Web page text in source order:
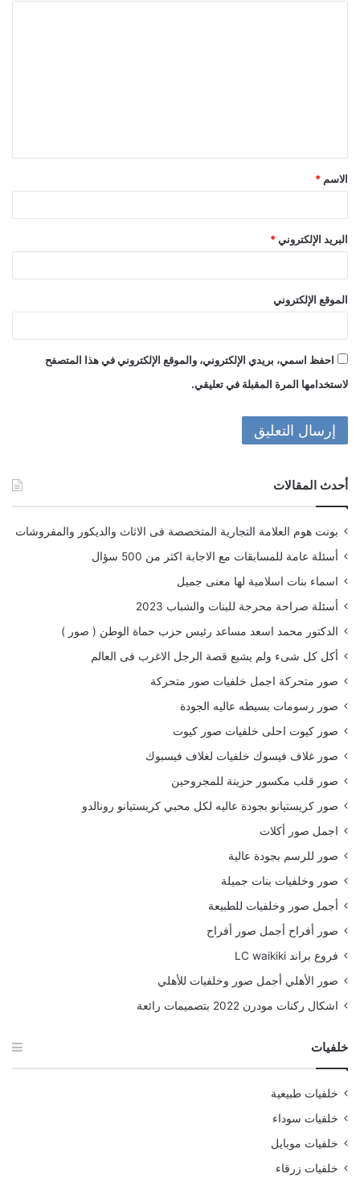
ق
*
الاسم *
البريد الإلكتروني *
الموقع الإلكتروني
احفظ اسمي، بريدي الإلكتروني، والموقع الإلكتروني في هذا المتصفح
لاستخدامها المرة المقبلة في تعليقي.
أحدث المقالات
بونت هوم العلامة التجارية المتخصصة فى الاثاث والديكور والمفروشات
أسئلة عامة للمسابقات مع الاجابة اكثر من 500 سؤال
اسماء بنات اسلامية لها معنى جميل
أسئلة صراحة محرجة للبنات والشباب 2023
الدكتور محمد اسعد مساعد رئيس حزب حماة الوطن ( صور )
أكل كل شىء ولم يشبع قصة الرجل الاغرب فى العالم
صور متحركة اجمل خلفيات صور متحركة
صور رسومات بسيطه عاليه الجودة
صور كيوت احلى خلفيات صور كيوت
صور غلاف فيسوك خلفيات لغلاف فيسبوك
صور قلب مكسور حزينة للمجروحين
صور كريستيانو بجودة عاليه لكل محبي كريستيانو رونالدو
اجمل صور أكلات
صور للرسم بجودة عالية
صور وخلفيات بنات جميلة
أجمل صور وخلفيات للطبيعة
صور أفراح أجمل صور أفراح
فروع براند LC waikiki
صور الأهلي أجمل صور وخلفيات للأهلي
اشكال ركنات مودرن 2022 بتصميمات رائعة
خلفيات
خلفيات طبيعية
خلفيات سوداء
خلفيات موبايل
خلفيات زرقاء